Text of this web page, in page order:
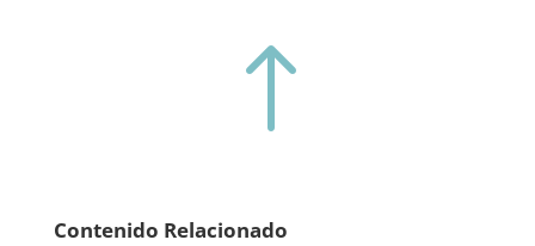
!
Contenido Relacionado